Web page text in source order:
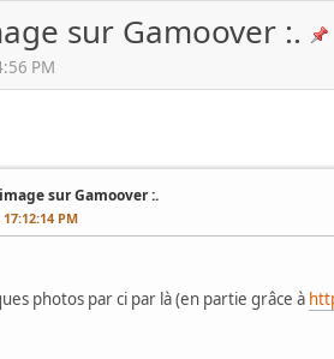
sur Gamoover :.
PM
sur Gamoover :.
PM
photos par ci par là (en partie grâce à